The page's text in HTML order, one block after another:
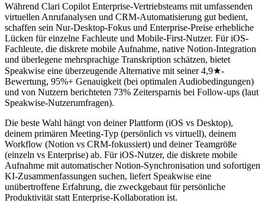
Während Clari Copilot Enterprise-Vertriebsteams mit umfassenden
virtuellen Anrufanalysen und CRM-Automatisierung gut bedient,
schaffen sein Nur-Desktop-Fokus und Enterprise-Preise erhebliche
Lücken für einzelne Fachleute und Mobile-First-Nutzer. Für iOS-
Fachleute, die diskrete mobile Aufnahme, native Notion-Integration
und überlegene mehrsprachige Transkription schätzen, bietet
Speakwise eine überzeugende Alternative mit seiner 4,9★-
Bewertung, 95%+ Genauigkeit (bei optimalen Audiobedingungen)
und von Nutzern berichteten 73% Zeitersparnis bei Follow-ups (laut
Speakwise-Nutzerumfragen).
Die beste Wahl hängt von deiner Plattform (iOS vs Desktop),
deinem primären Meeting-Typ (persönlich vs virtuell), deinem
Workflow (Notion vs CRM-fokussiert) und deiner Teamgröße
(einzeln vs Enterprise) ab. Für iOS-Nutzer, die diskrete mobile
Aufnahme mit automatischer Notion-Synchronisation und sofortigen
KI-Zusammenfassungen suchen, liefert Speakwise eine
unübertroffene Erfahrung, die zweckgebaut für persönliche
Produktivität statt Enterprise-Kollaboration ist.